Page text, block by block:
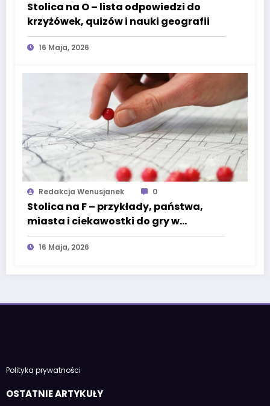
Stolica na O – lista odpowiedzi do
krzyżówek, quizów i nauki geografii
16 Maja, 2026
Redakcja Wenusjanek 0
Stolica na F – przykłady, państwa,
miasta i ciekawostki do gry w
państwa-miasta
16 Maja, 2026
Polityka prywatności
OSTATNIE ARTYKUŁY